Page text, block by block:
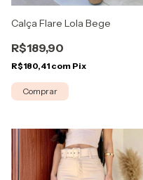
Calça Flare Lola Bege
R$189,90
R$180,41 com Pix
Comprar